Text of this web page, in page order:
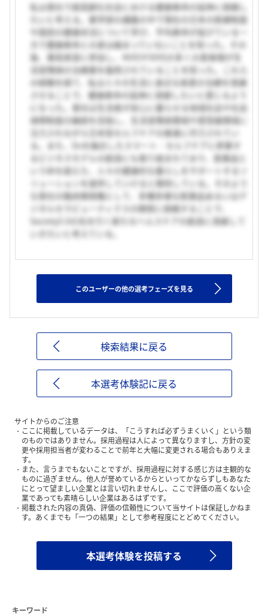
私は貴社で超高齢化社会における健康寿命の延伸に挑戦し
たいと考える。薬学部の講義の中で現在の日本の医療制度
や国民の健康状況について学び、平均寿命が延びている一
方で健康寿命との差は縮まっていないことを知った。その
後、薬局実習に参加し、40代や50代の多くの患者様が生
活習慣病の治療薬を服用されていることを知った。これら
の経験を経て、私は人々の生活に身近な疾患の治療を発展
させることで、健康寿命の延伸に貢献したいと感じるよう
になった。貴社は生活者が安心に暮らせる地域社会や社会
保障制度の継続を目指し、生活習慣病領域や感覚器領域に
注力されながら日本型セルフケアの推進に尽力されてい
る。また、Dxを融合したスマート・セルフケアに昇華す
るビジネスモデルの創造にも取り組まれており、医薬品と
いう枠を超えた、人々の健康的な暮らしをサポートするソ
リューションを提供していけると期待している。そのよう
な貴社の臨床開発職として、多種多様な医薬品あるいはデ
ジタルセラピューティクスの開発に挑戦することで、
Society5.0の先を行く新たなヘルスケアの創造に貢献して
いきたいと考えている。
このユーザーの他の選考フェーズを見る
検索結果に戻る
本選考体験記に戻る
サイトからのご注意
ここに掲載しているデータは、「こうすれば必ずうまくいく」という類
のものではありません。採用過程は人によって異なりますし、方針の変
更や採用担当者が変わることで前年と大幅に変更される場合もありえま
す。
また、言うまでもないことですが、採用過程に対する感じ方は主観的な
ものに過ぎません。他人が誉めているからといってかならずしもあなた
にとって望ましい企業とは言い切れませんし、ここで評価の高くない企
業であっても素晴らしい企業はあるはずです。
掲載された内容の真偽、評価の信頼性について当サイトは保証しかねま
す。あくまでも「一つの結果」として参考程度にとどめてください。
本選考体験を投稿する
キーワード